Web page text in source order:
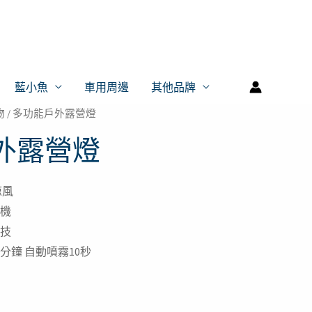
藍小魚 車用周邊 其他品牌
/ 多功能戶外露營燈
露營燈
鐘 自動噴霧10秒
。